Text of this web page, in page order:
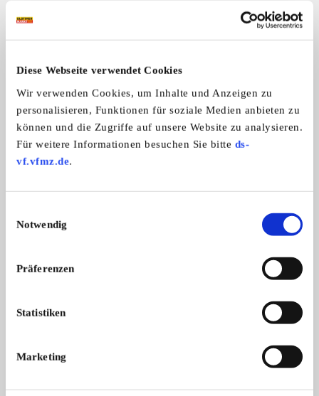
Diese Webseite verwendet Cookies
Wir verwenden Cookies, um Inhalte und Anzeigen zu
personalisieren, Funktionen für soziale Medien anbieten zu
können und die Zugriffe auf unsere Website zu analysieren.
Für weitere Informationen besuchen Sie bitte ds-
vf.vfmz.de.
Notwendig
Präferenzen
Statistiken
Marketing
Porsche 911 Carrera
ALLE ANZEIGEN